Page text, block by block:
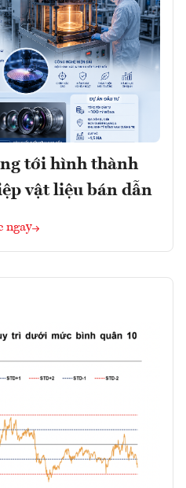
tới hình thành
vật liệu bán dẫn
ngay